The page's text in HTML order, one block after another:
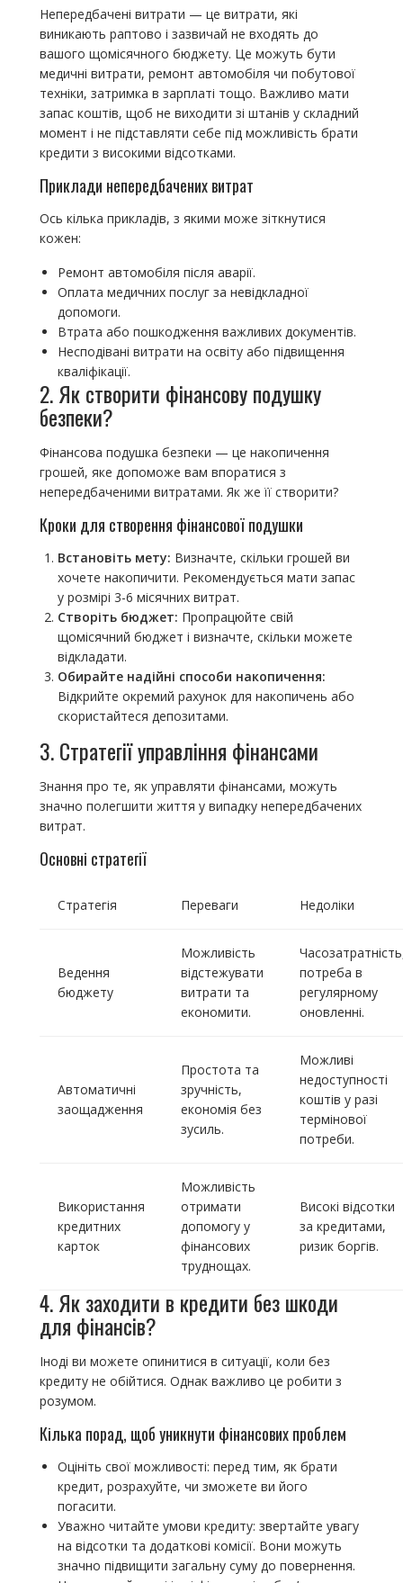
Непередбачені витрати — це витрати, які
виникають раптово і зазвичай не входять до
вашого щомісячного бюджету. Це можуть бути
медичні витрати, ремонт автомобіля чи побутової
техніки, затримка в зарплаті тощо. Важливо мати
запас коштів, щоб не виходити зі штанів у складний
момент і не підставляти себе під можливість брати
кредити з високими відсотками.
Приклади непередбачених витрат
Ось кілька прикладів, з якими може зіткнутися
кожен:
Ремонт автомобіля після аварії.
Оплата медичних послуг за невідкладної
допомоги.
Втрата або пошкодження важливих документів.
Несподівані витрати на освіту або підвищення
кваліфікації.
2. Як створити фінансову подушку
безпеки?
Фінансова подушка безпеки — це накопичення
грошей, яке допоможе вам впоратися з
непередбаченими витратами. Як же її створити?
Кроки для створення фінансової подушки
Встановіть мету: Визначте, скільки грошей ви
хочете накопичити. Рекомендується мати запас
у розмірі 3-6 місячних витрат.
Створіть бюджет: Пропрацюйте свій
щомісячний бюджет і визначте, скільки можете
відкладати.
Обирайте надійні способи накопичення:
Відкрийте окремий рахунок для накопичень або
скористайтеся депозитами.
3. Стратегії управління фінансами
Знання про те, як управляти фінансами, можуть
значно полегшити життя у випадку непередбачених
витрат.
Основні стратегії
Стратегія Переваги Недоліки
Ведення
бюджету
Можливість
відстежувати
витрати та
економити.
потреба в
регулярному
оновленні.
Автоматичні
заощадження
Простота та
зручність,
економія без
зусиль.
Можливі
недоступності
коштів у разі
термінової
потреби.
Використання
кредитних
карток
Можливість
отримати
допомогу у
фінансових
труднощах.
Високі відсотки
за кредитами,
ризик боргів.
4. Як заходити в кредити без шкоди
для фінансів?
Іноді ви можете опинитися в ситуації, коли без
кредиту не обійтися. Однак важливо це робити з
розумом.
Кілька порад, щоб уникнути фінансових проблем
Оцініть свої можливості: перед тим, як брати
кредит, розрахуйте, чи зможете ви його
погасити.
Уважно читайте умови кредиту: звертайте увагу
на відсотки та додаткові комісії. Вони можуть
значно підвищити загальну суму до повернення.